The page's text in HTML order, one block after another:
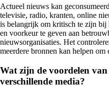
Actueel nieuws kan
televisie, radio, kranten, online
is belangrijk om kritisch te zijn bij
en voorkeur te geven aan
nieuwsorganisaties. Het
meerdere bronnen kan helpen om
Wat zijn de voordelen
verschillende media?